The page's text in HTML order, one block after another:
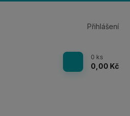
Přihlášení
0 ks
0,00 Kč